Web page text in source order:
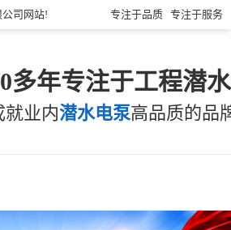
司网站! 专注于品质 专注于服务
多年专注于工程潜
就业内潜水电泵高品质的品